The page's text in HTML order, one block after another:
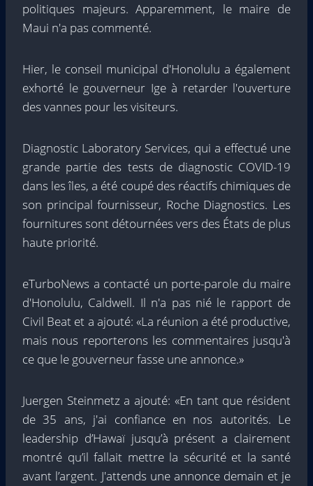
politiques majeurs. Apparemment, le maire de
Maui n'a pas commenté.
Hier, le conseil municipal d'Honolulu a également
exhorté le gouverneur Ige à retarder l'ouverture
des vannes pour les visiteurs.
Diagnostic Laboratory Services, qui a effectué une
grande partie des tests de diagnostic COVID-19
dans les îles, a été coupé des réactifs chimiques de
son principal fournisseur, Roche Diagnostics. Les
fournitures sont détournées vers des États de plus
haute priorité.
eTurboNews a contacté un porte-parole du maire
d'Honolulu, Caldwell. Il n'a pas nié le rapport de
Civil Beat et a ajouté: «La réunion a été productive,
mais nous reporterons les commentaires jusqu'à
ce que le gouverneur fasse une annonce.»
Juergen Steinmetz a ajouté: «En tant que résident
de 35 ans, j'ai confiance en nos autorités. Le
leadership d’Hawaï jusqu’à présent a clairement
montré qu’il fallait mettre la sécurité et la santé
avant l’argent. J'attends une annonce demain et je